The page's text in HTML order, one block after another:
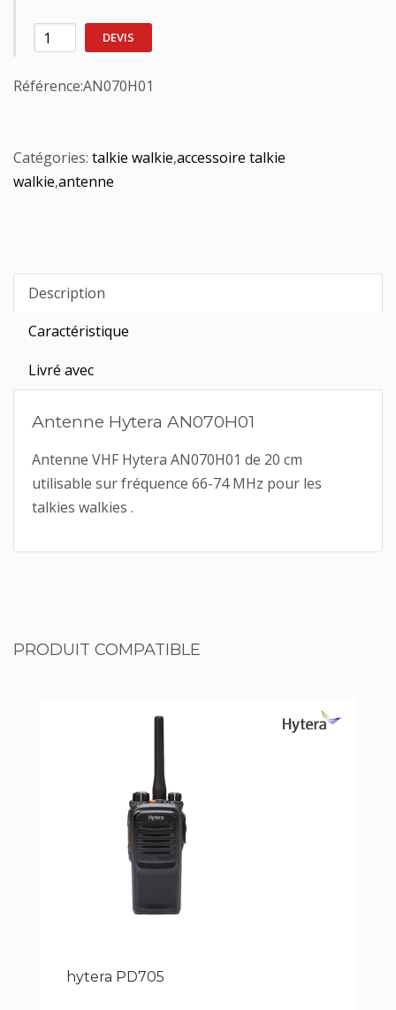
DEVIS
Référence:AN070H01
Catégories: talkie walkie,accessoire talkie
walkie,antenne
Description
Caractéristique
Livré avec
Antenne Hytera AN070H01
Antenne VHF Hytera AN070H01 de 20 cm
utilisable sur fréquence 66-74 MHz pour les
talkies walkies .
PRODUIT COMPATIBLE
hytera PD705